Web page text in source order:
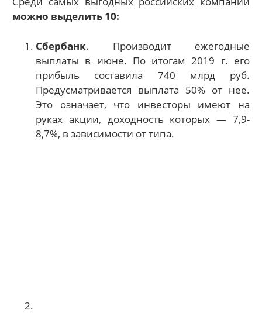
можно выделить 10:
Сбербанк. Производит ежегодные
выплаты в июне. По итогам 2019 г. его
прибыль составила 740 млрд руб.
Предусматривается выплата 50% от нее.
Это означает, что инвесторы имеют на
руках акции, доходность которых — 7,9-
8,7%, в зависимости от типа.